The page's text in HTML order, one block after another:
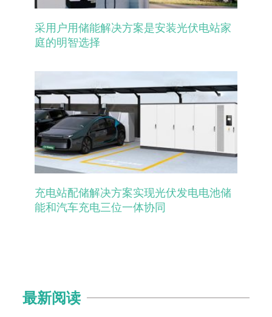
采用户用储能解决方案是安装光伏电站家
庭的明智选择
充电站配储解决方案实现光伏发电电池储
能和汽车充电三位一体协同
最新阅读